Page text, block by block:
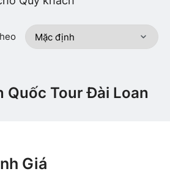
Quốc Tour Đài Loan
Giá